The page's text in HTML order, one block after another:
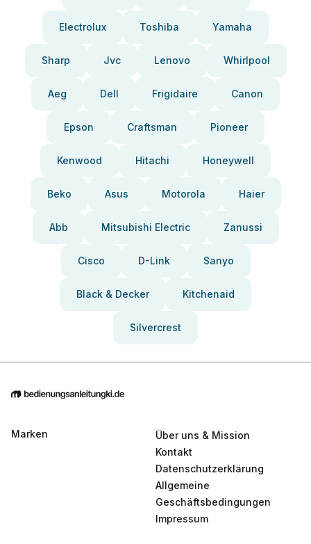
Electrolux Toshiba Yamaha
Sharp Jvc Lenovo Whirlpool
Aeg Dell Frigidaire Canon
Epson Craftsman Pioneer
Kenwood Hitachi Honeywell
Beko Asus Motorola Haier
Abb Mitsubishi Electric Zanussi
Cisco D-Link Sanyo
Black & Decker Kitchenaid
Silvercrest
Marken
Über uns & Mission
Kontakt
Datenschutzerklärung
Allgemeine
Geschäftsbedingungen
Impressum